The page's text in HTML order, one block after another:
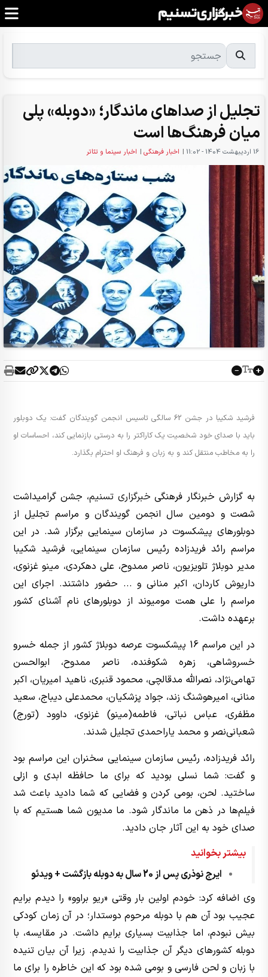
تجلیل از صداهای ماندگار؛ «دوبله» پلی
میان فرهنگ‌ها است
16 ارديبهشت 1404 - 11:02 | اخبار فرهنگی | اخبار سینما و تئاتر
فرشید شکیبا در جشن 62 سالگی تاسیس انجمن گویندگان گفت: یک دوبلور
باید با صدای خود شخصیت یک کاراکتر را به درستی بازنمایی کند، احساسات او
را به مخاطب منتقل کند و به زبان و فرهنگ او احترام بگذارد.
به گزارش خبرنگار فرهنگی خبرگزاری تسنیم، جشن گرامیداشت
شصت و دومین سال انجمن گویندگان و مراسم تجلیل از
دوبلورهای پیشکسوت در سازمان سینمایی برگزار شد. در این
مراسم رائد فریدزاده رئیس سازمان سینمایی، فرشید شکیبا
مدیر دوبلاژ تلویزیون، ناصر ممدوح، علی دهکردی، مینو غزنوی،
داریوش کاردان، اکبر منانی و ... حضور داشتند. اجرای این
مراسم را علی همت مومیوند از دوبلورهای نام آشنای کشور
برعهده داشت.
در این مراسم 16 پیشکسوت عرصه دوبلاژ کشور از جمله خسرو
خسروشاهی، زهره شکوفنده، ناصر ممدوح، ابوالحسن
تهامی‌نژاد، نصرالله مدقالچی، محمود قنبری، ناهید امیریان، اکبر
منانی، امیرهوشنگ زند، جواد پزشکیان، محمدعلی دیباج، سعید
مظفری، عباس نباتی، فاطمه(مینو) غزنوی، داوود (تورج)
شعبانی‌نصر و محمد یاراحمدی تجلیل شدند.
رائد فریدزاده، رئیس سازمان سینمایی سخنران این مراسم بود
و گفت: شما نسلی بودید که برای ما حافظه ابدی و ازلی
ساختید. لحن، بومی کردن و فضایی که شما دادید باعث شد
فیلم‌ها در ذهن ما ماندگار شود. ما مدیون شما هستیم که با
صدای خود به این آثار جان دادید.
بیشتر بخوانید
ایرج نوذری پس از 20 سال به دوبله بازگشت + ویدئو
وی اضافه کرد: خودم اولین بار وقتی «ریو براوو» را ‌دیدم برایم
عجیب بود آن هم با دوبله مرحوم دوستدار؛ در آن زمان کودکی
بیش نبودم، اما جذابیت بسیاری برایم داشت. در مقایسه، با
دوبله کشورهای دیگر آن جذابیت را ندیدم. زیرا آن بیان تنیده
با زبان و لحن فارسی و بومی شده بود که این خاطره را برای ما